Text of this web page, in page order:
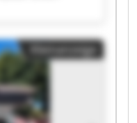
Formplast
Formplast
GmbH
Formplast
GmbH
Kleinanzeige